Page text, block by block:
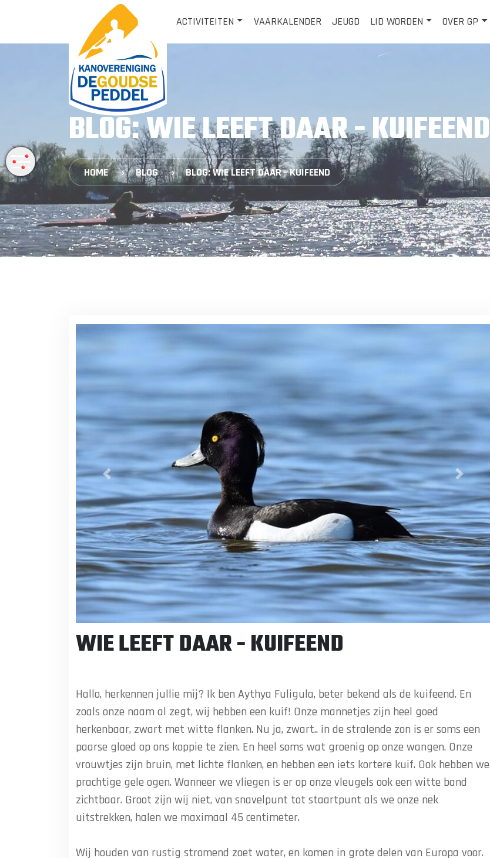
ACTIVITEITEN VAARKALENDER JEUGD LID WORDEN OVER GP
BLOG: WIE LEEFT DAAR - KUIFEEND
HOME BLOG BLOG: WIE LEEFT DAAR - KUIFEEND
WIE LEEFT DAAR - KUIFEEND
Hallo, herkennen jullie mij? Ik ben Aythya Fuligula, beter bekend als de kuifeend. En
zoals onze naam al zegt, wij hebben een kuif! Onze mannetjes zijn heel goed
herkenbaar, zwart met witte flanken. Nu ja, zwart.. in de stralende zon is er soms een
paarse gloed op ons koppie te zien. En heel soms wat groenig op onze wangen. Onze
vrouwtjes zijn bruin, met lichte flanken, en hebben een iets kortere kuif. Ook hebben we
prachtige gele ogen. Wanneer we vliegen is er op onze vleugels ook een witte band
zichtbaar. Groot zijn wij niet, van snavelpunt tot staartpunt als we onze nek
uitstrekken, halen we maximaal 45 centimeter.
Wij houden van rustig stromend zoet water, en komen in grote delen van Europa voor.
Wij broeden in de Noordelijke helft, van Scandinavië tot Frankrijk. Uit de koudste
gebieden trekken wij in de winter weg, en zakken af tot Zuid-Frankrijk en het Iberisch
Schiereiland. In Nederland merken jullie daar dus weinig van; met jullie milde winters
zijn jullie interessant voor onze Scandinavische leden, en een deel van onze Nederlandse
leden gaat wel op pad, maar een deel ook niet. Wij zijn dus altijd goed
Wij houden ook wel van een lekker hapje, en zijn niet kieskeurig: schelpdieren zijn
favoriet, maar ook kreeftjes, waterplanten, granen en zaden laten wij niet zo maar
liggen.
Vanaf mei begint onze broedperiode, wij kiezen voor nesten die we bouwen in de
oevervegetatie. Niet in grote groepen, maar soms wel bij onze soortgenoten in de
buurt. Onze nesten liggen soms maar 10 meter uit elkaar! Een gemiddeld legsel is 8-11
eieren in een mooie groengrijze kleur. Onze vrouwtjes broeden die in ongeveer 23 tot 28
maar voor ze ook kunnen vliegen zijn we weer zo’n 45-50 dagen verder.